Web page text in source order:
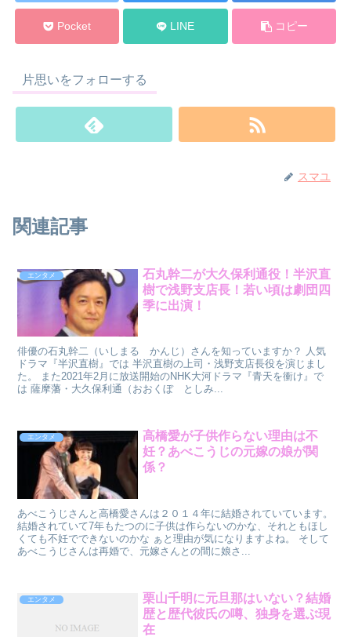
Pocket LINE コピー
片思いをフォローする
スマユ
関連記事
エンタメ
石丸幹二が大久保利通役！半沢直
樹で浅野支店長！若い頃は劇団四
季に出演！
俳優の石丸幹二（いしまる かんじ）さんを知っていますか？ 人気
ドラマ『半沢直樹』では 半沢直樹の上司・浅野支店長役を演じまし
た。 また2021年2月に放送開始のNHK大河ドラマ『青天を衝け』で
は 薩摩藩・大久保利通（おおくぼ としみ...
エンタメ
高橋愛が子供作らない理由は不
妊？あべこうじの元嫁の娘が関
係？
あべこうじさんと高橋愛さんは２０１４年に結婚されていています。
結婚されていて7年もたつのに子供は作らないのかな、それともほし
くても不妊でできないのかな ぁと理由が気になりますよね。 そして
あべこうじさんは再婚で、元嫁さんとの間に娘さ...
エンタメ
栗山千明に元旦那はいない？結婚
歴と歴代彼氏の噂、独身を選ぶ現
在